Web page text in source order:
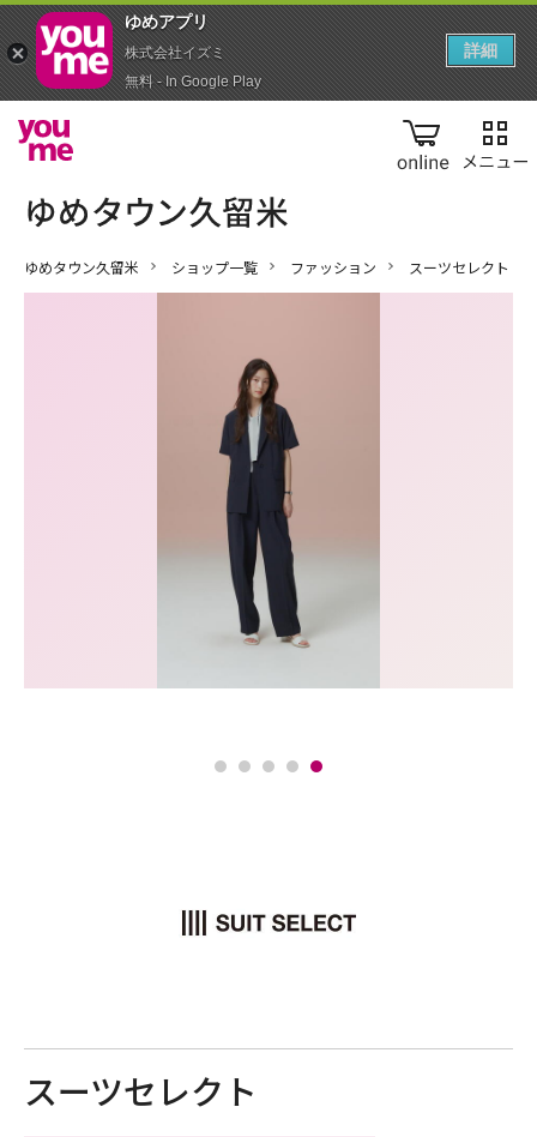
online
ゆめタウン久留米 ショップ一覧 ファッション スーツセレクト
スーツセレクト
ゆめアプ‪リ‬
株式会社イズミ
無料 - In Google Play
詳細